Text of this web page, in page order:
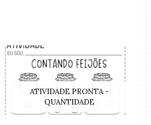
ATIVIDADE PRONTA -
QUANTIDADE